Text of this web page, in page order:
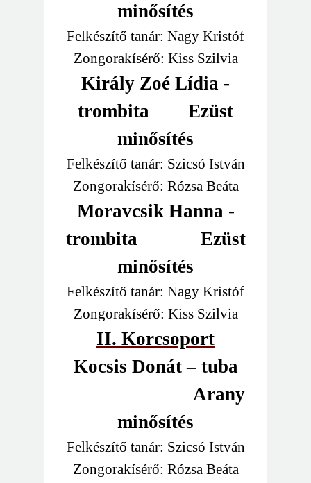
minősítés
Felkészítő tanár: Nagy Kristóf
Zongorakísérő: Kiss Szilvia
Király Zoé Lídia -
trombita
Ezüst
minősítés
Felkészítő tanár: Szicsó István
Zongorakísérő: Rózsa Beáta
Moravcsik Hanna -
trombita
Ezüst
minősítés
Felkészítő tanár: Nagy Kristóf
Zongorakísérő: Kiss Szilvia
II. Korcsoport
Kocsis Donát – tuba
Arany
minősítés
Felkészítő tanár: Szicsó István
Zongorakísérő: Rózsa Beáta